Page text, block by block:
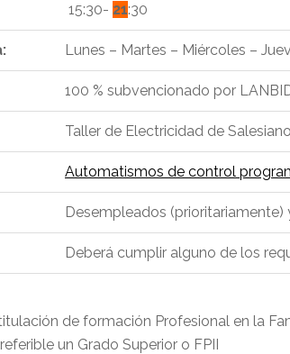
15:30- 21:30
Lunes – Martes – Miércoles –
100 % subvencionado por
Taller de Electricidad de
Automatismos de control
Desempleados
Deberá cumplir alguno de los
de formación Profesional en la
un Grado Superior o FPII